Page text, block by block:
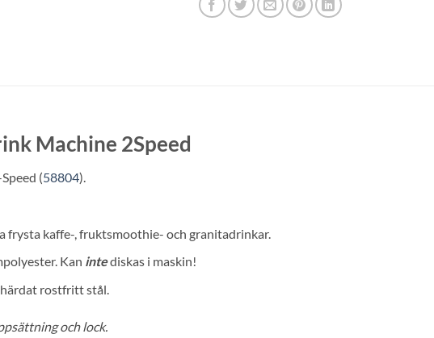
Machine 2Speed
(58804).
kaffe-, fruktsmoothie- och granitadrinkar.
Kan intediskas i maskin!
rostfritt stål.
och lock.